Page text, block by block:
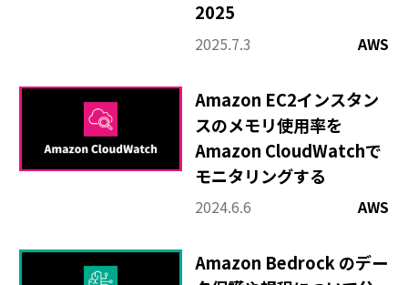
2025
2025.7.3 AWS
Amazon EC2インスタン
スのメモリ使用率を
Amazon CloudWatchで
モニタリングする
2024.6.6 AWS
Amazon Bedrock のデー